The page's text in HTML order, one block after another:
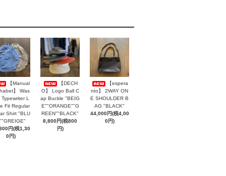
【Manual
】 Was
L
Fit Regular
Shirt "BLU
円(税1,30
0円)
【DECH
O】 Logo Ball C
ap Buckle "BEIG
E""ORANGE""G
REEN""BLACK"
8,800円(税800
円)
【espera
nto】 2WAY ON
E SHOULDER B
AG "BLACK"
44,000円(税4,00
0円)